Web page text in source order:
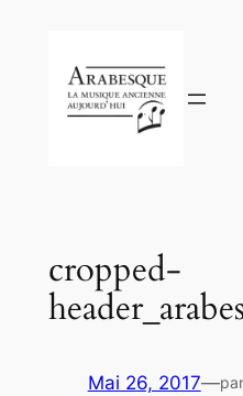
contenu
cropped-
Mai 26, 2017—par